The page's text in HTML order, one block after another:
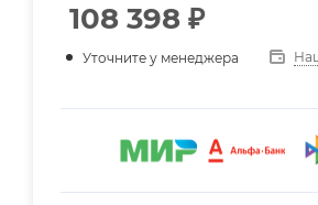
108 398 ₽
Уточните у менеджера